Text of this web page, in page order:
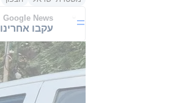
Google News
עקבו אחרינו